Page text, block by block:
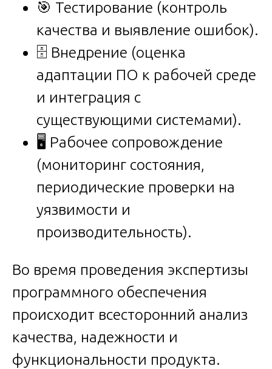
🎯 Тестирование (контроль
качества и выявление ошибок).
🗄️ Внедрение (оценка
адаптации ПО к рабочей среде
и интеграция с
существующими системами).
🖥️ Рабочее сопровождение
(мониторинг состояния,
периодические проверки на
уязвимости и
производительность).
Во время проведения экспертизы
программного обеспечения
происходит всесторонний анализ
качества, надежности и
функциональности продукта.